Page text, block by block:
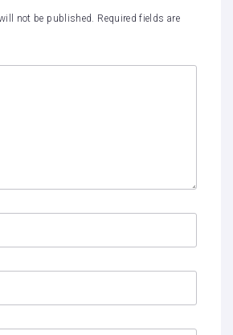
not be published. Required fields are